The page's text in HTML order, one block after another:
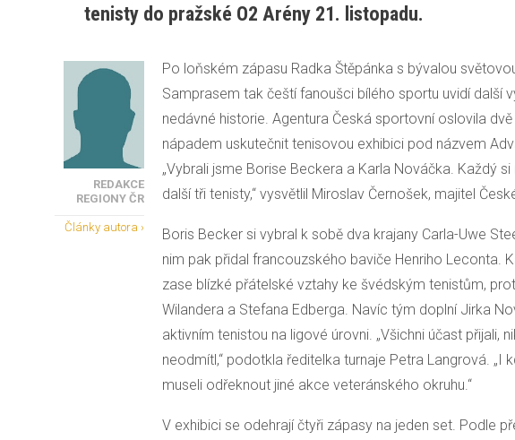
tenisty do pražské O2 Arény 21. listopadu.
REDAKCE
REGIONY ČR
Články autora ›
Po loňském zápasu Radka Štěpánka s bývalou
Samprasem tak čeští fanoušci bílého sportu uvidí další
nedávné historie. Agentura Česká sportovní oslovila
nápadem uskutečnit tenisovou exhibici pod názvem
„Vybrali jsme Borise Beckera a Karla Nováčka. Každý
další tři tenisty,“ vysvětlil Miroslav Černošek, majitel
Boris Becker si vybral k sobě dva krajany Carla-Uwe
nim pak přidal francouzského baviče Henriho Leconta.
zase blízké přátelské vztahy ke švédským tenistům,
Wilandera a Stefana Edberga. Navíc tým doplní Jirka
aktivním tenistou na ligové úrovni. „Všichni účast přijali,
neodmítl,“ podotkla ředitelka turnaje Petra Langrová. „I
museli odřeknout jiné akce veteránského okruhu.“
V exhibici se odehrají čtyři zápasy na jeden set. Podle